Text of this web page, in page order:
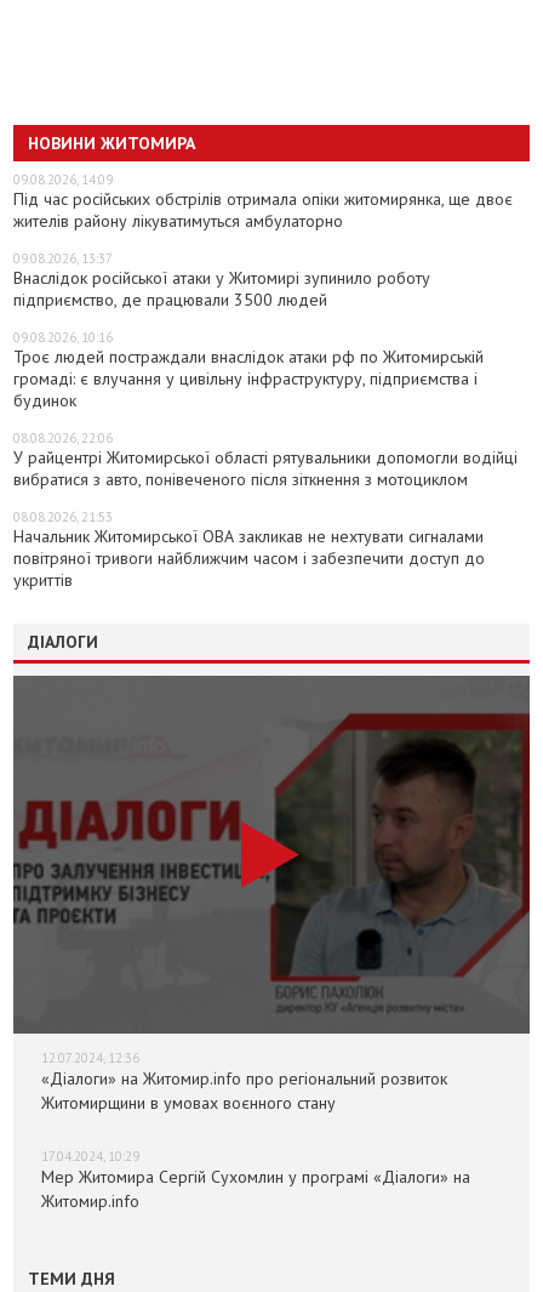
НОВИНИ ЖИТОМИРА
09.08.2026, 14:09
Під час російських обстрілів отримала опіки житомирянка, ще двоє
жителів району лікуватимуться амбулаторно
09.08.2026, 13:37
Внаслідок російської атаки у Житомирі зупинило роботу
підприємство, де працювали 3500 людей
09.08.2026, 10:16
Троє людей постраждали внаслідок атаки рф по Житомирській
громаді: є влучання у цивільну інфраструктуру, підприємства і
будинок
08.08.2026, 22:06
У райцентрі Житомирської області рятувальники допомогли водійці
вибратися з авто, понівеченого після зіткнення з мотоциклом
08.08.2026, 21:53
Начальник Житомирської ОВА закликав не нехтувати сигналами
повітряної тривоги найближчим часом і забезпечити доступ до
укриттів
ДІАЛОГИ
12.07.2024, 12:36
«Діалоги» на Житомир.info про регіональний розвиток
Житомирщини в умовах воєнного стану
17.04.2024, 10:29
Мер Житомира Сергій Сухомлин у програмі «Діалоги» на
Житомир.info
ТЕМИ ДНЯ